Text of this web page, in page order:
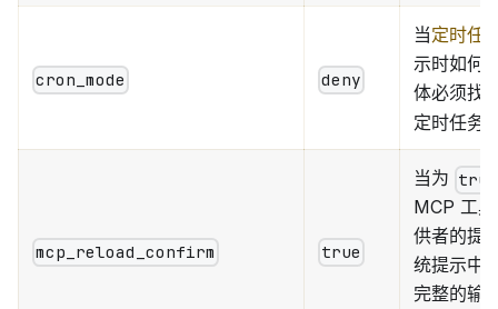
cron_mode deny
当定时任
示时如何
体必须找
定时任务
mcp_reload_confirm true
当为 true
MCP 工
供者的提
统提示中
完整的输